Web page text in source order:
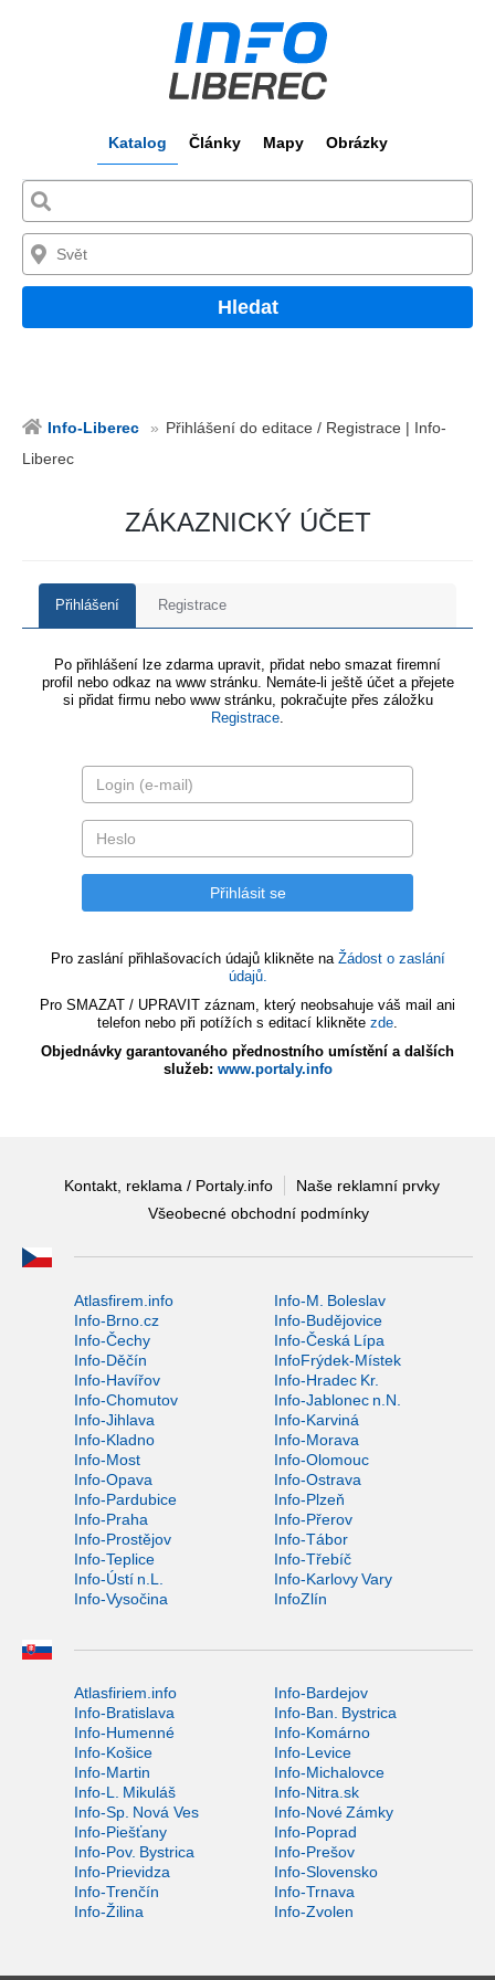
Katalog Články Mapy Obrázky
Hledat
Info-Liberec
Přihlášení do editace / Registrace | Info-
Liberec
ZÁKAZNICKÝ ÚČET
Přihlášení Registrace
Po přihlášení lze zdarma upravit, přidat nebo smazat firemní
profil nebo odkaz na www stránku. Nemáte-li ještě účet a přejete
si přidat firmu nebo www stránku, pokračujte přes záložku
Registrace.
Pro zaslání přihlašovacích údajů klikněte na Žádost o zaslání
údajů.
Pro SMAZAT / UPRAVIT záznam, který neobsahuje váš mail ani
telefon nebo při potížích s editací klikněte zde.
Objednávky garantovaného přednostního umístění a dalších
služeb: www.portaly.info
Kontakt, reklama / Portaly.info
Naše reklamní prvky
Všeobecné obchodní podmínky
Atlasfirem.info
Info-M. Boleslav
Info-Brno.cz
Info-Budějovice
Info-Čechy
Info-Česká Lípa
Info-Děčín
InfoFrýdek-Místek
Info-Havířov
Info-Hradec Kr.
Info-Chomutov
Info-Jablonec n.N.
Info-Jihlava
Info-Karviná
Info-Kladno
Info-Morava
Info-Most
Info-Olomouc
Info-Opava
Info-Ostrava
Info-Pardubice
Info-Plzeň
Info-Praha
Info-Přerov
Info-Prostějov
Info-Tábor
Info-Teplice
Info-Třebíč
Info-Ústí n.L.
Info-Karlovy Vary
Info-Vysočina
InfoZlín
Atlasfiriem.info
Info-Bardejov
Info-Bratislava
Info-Ban. Bystrica
Info-Humenné
Info-Komárno
Info-Košice
Info-Levice
Info-Martin
Info-Michalovce
Info-L. Mikuláš
Info-Nitra.sk
Info-Sp. Nová Ves
Info-Nové Zámky
Info-Piešťany
Info-Poprad
Info-Pov. Bystrica
Info-Prešov
Info-Prievidza
Info-Slovensko
Info-Trenčín
Info-Trnava
Info-Žilina
Info-Zvolen